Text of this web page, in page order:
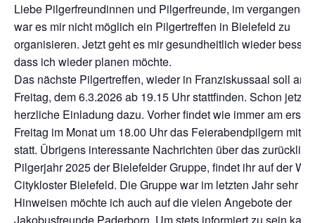
Liebe Pilgerfreundinnen und Pilgerfreunde, im
war es mir nicht möglich ein Pilgertreffen in Bielefeld zu
organisieren. Jetzt geht es mir gesundheitlich wieder besser
dass ich wieder planen möchte.
Das nächste Pilgertreffen, wieder in Franziskussaal soll am
Freitag, dem 6.3.2026 ab 19.15 Uhr stattfinden. Schon jetzt
herzliche Einladung dazu. Vorher findet wie immer am
Freitag im Monat um 18.00 Uhr das Feierabendpilgern mit
statt. Übrigens interessante Nachrichten über das
Pilgerjahr 2025 der Bielefelder Gruppe, findet ihr auf der
Citykloster Bielefeld. Die Gruppe war im letzten Jahr sehr
Hinweisen möchte ich auch auf die vielen Angebote der